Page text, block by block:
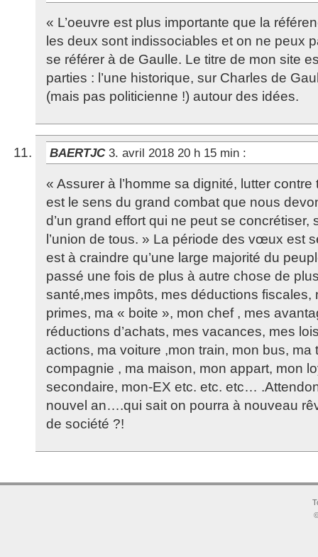
« L’oeuvre est plus importante que la
les deux sont indissociables et on ne peux
se référer à de Gaulle. Le titre de mon site
parties : l’une historique, sur Charles de
(mais pas politicienne !) autour des idées.
BAERTJC 3. avril 2018 20 h 15 min :
« Assurer à l’homme sa dignité, lutter
est le sens du grand combat que nous
d’un grand effort qui ne peut se concrétiser,
l’union de tous. » La période des vœux est
est à craindre qu’une large majorité du
passé une fois de plus à autre chose de
santé,mes impôts, mes déductions fiscales,
primes, ma « boite », mon chef , mes
réductions d’achats, mes vacances, mes
actions, ma voiture ,mon train, mon bus, ma
compagnie , ma maison, mon appart, mon
secondaire, mon-EX etc. etc. etc…
nouvel an….qui sait on pourra à nouveau
de société ?!